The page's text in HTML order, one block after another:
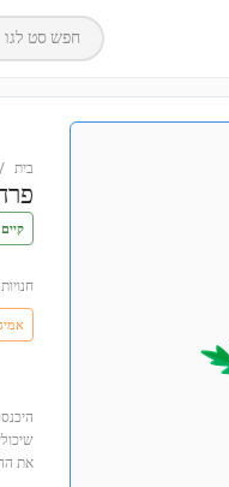
חפש סט לגו
בית /
חנויות:
את